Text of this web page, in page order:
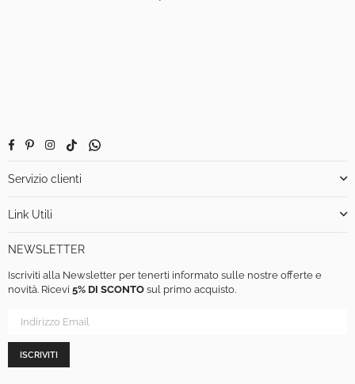
FacebookPinterestInstagram
TikTokWhatsapp
Servizio clienti
Link Utili
NEWSLETTER
Iscriviti alla Newsletter per tenerti informato sulle nostre offerte e
novità. Ricevi 5% DI SCONTO sul primo acquisto.
ISCRIVITI